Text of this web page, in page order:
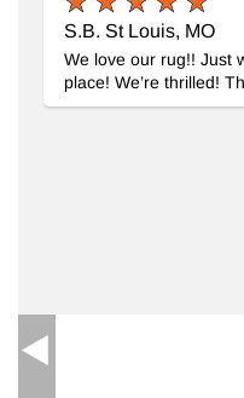
46 cm x 89 cm
10.137
S.B. St Louis, MO
We love our rug!! Just
place! We’re thrilled!